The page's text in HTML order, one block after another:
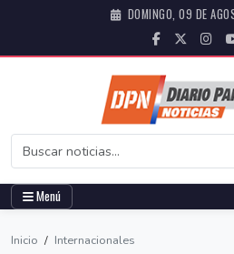
DOMINGO, 09 DE
Menú
Inicio / Internacionales